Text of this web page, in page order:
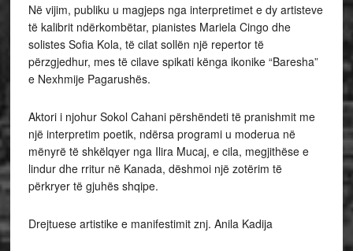
Në vijim, publiku u magjeps nga interpretimet e dy artisteve
të kalibrit ndërkombëtar, pianistes Mariela Cingo dhe
solistes Sofia Kola, të cilat sollën një repertor të
përzgjedhur, mes të cilave spikati kënga ikonike “Baresha”
e Nexhmije Pagarushës.
Aktori i njohur Sokol Cahani përshëndeti të pranishmit me
një interpretim poetik, ndërsa programi u moderua në
mënyrë të shkëlqyer nga Ilira Mucaj, e cila, megjithëse e
lindur dhe rritur në Kanada, dëshmoi një zotërim të
përkryer të gjuhës shqipe.
Drejtuese artistike e manifestimit znj. Anila Kadija